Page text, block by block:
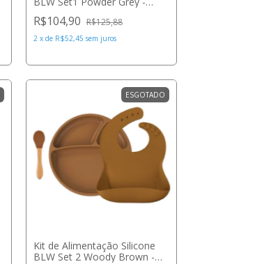
R$104,90 R$125,88
2 x de R$52,45 sem juros
ESGOTADO
Kit de Alimentação Silicone
BLW Set 2 Woody Brown -